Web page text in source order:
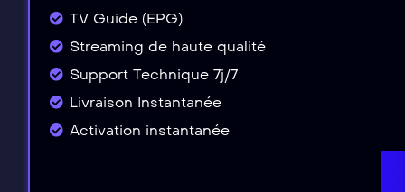
TV Guide (EPG)
Streaming de haute qualité
Support Technique 7j/7
Livraison Instantanée
Activation instantanée